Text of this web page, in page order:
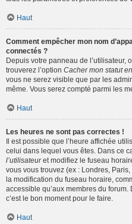
Haut
Comment empêcher mon nom
connectés ?
Depuis votre panneau de l’utilisateur,
trouverez l’option Cacher mon statut
vous ne serez visible que par les
même. Vous serez compté parmi les
Haut
Les heures ne sont pas correctes !
Il est possible que l’heure affichée
celui dans lequel vous êtes. Dans ce
l’utilisateuret modifiez le fuseau
vous vous trouvez (ex : Londres,
la modification du fuseau horaire,
accessible qu’aux membres du
c’est le bon moment pour le faire.
Haut